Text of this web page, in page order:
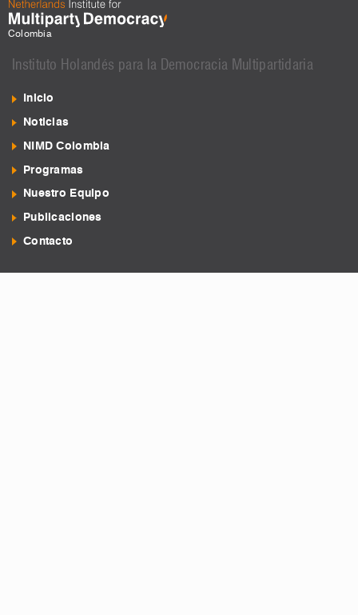
Colombia
Instituto Holandés para la Democracia Multipartidaria
Inicio
Noticias
NIMD Colombia
Programas
Nuestro Equipo
Publicaciones
Contacto